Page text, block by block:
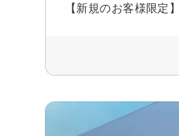
【新規のお客様限定